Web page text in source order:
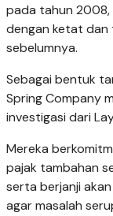
pada tahun 2008,
dengan ketat dan
sebelumnya.
Sebagai bentuk
Spring Company
investigasi dari
Mereka
pajak tambahan
serta berjanji
agar masalah